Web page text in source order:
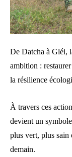
De Datcha à Gléi,
ambition :
la résilience
À travers ces
devient un
plus vert, plus sain
demain.